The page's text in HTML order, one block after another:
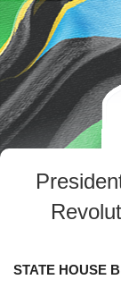
STATE HOUSE